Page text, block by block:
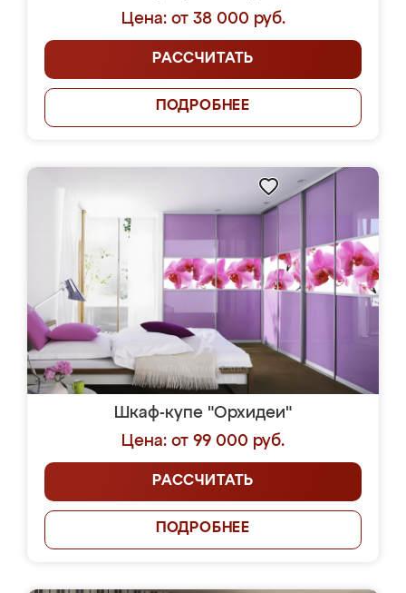
Цена: от 38 000 руб.
РАССЧИТАТЬ
ПОДРОБНЕЕ
Шкаф-купе "Орхидеи"
Цена: от 99 000 руб.
РАССЧИТАТЬ
ПОДРОБНЕЕ